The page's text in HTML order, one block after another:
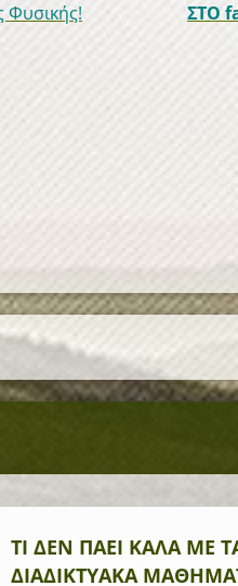
Φυσικής!
ΣΤΟ
ΤΙ ΔΕΝ ΠΆΕΙ ΚΑΛΆ ΜΕ
ΔΙΑΔΙΚΤΥΑΚΆ